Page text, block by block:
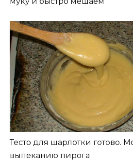
Тесто для шарлотки готово.
выпеканию пирога